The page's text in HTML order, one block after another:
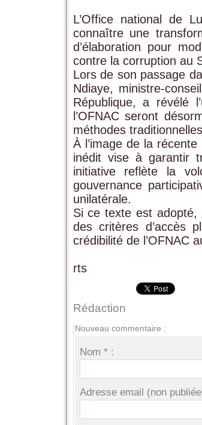
L’Office national de
connaître une
d’élaboration pour
contre la corruption au
Lors de son passage
Ndiaye, ministre-
République, a révélé
l’OFNAC seront
méthodes
À l’image de la
inédit vise à garantir
initiative reflète la
gouvernance
unilatérale.
Si ce texte est adopté,
des critères d’accès
crédibilité de l’OFNAC
rts
Rédaction
Nouveau commentaire :
Nom * :
Adresse email (non